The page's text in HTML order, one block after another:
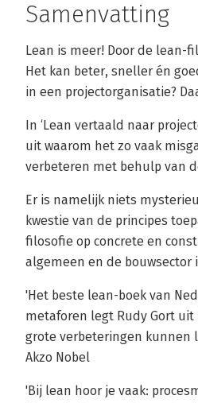
Samenvatting
Lean is meer! Door de lean-
Het kan beter, sneller én
in een projectorganisatie?
In ‘Lean vertaald naar
uit waarom het zo vaak
verbeteren met behulp van
Er is namelijk niets
kwestie van de principes
filosofie op concrete en
algemeen en de bouwsector
'Het beste lean-boek van
metaforen legt Rudy Gort
grote verbeteringen kunnen
Akzo Nobel
'Bij lean hoor je vaak: